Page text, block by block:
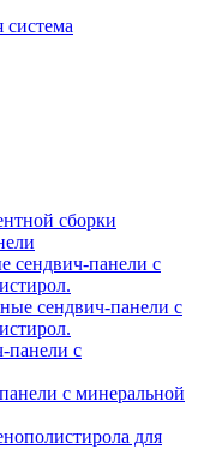
система
сборки
сендвич-панели с
сендвич-панели с
панели с
с минеральной
для